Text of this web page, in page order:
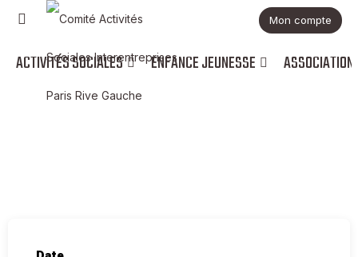
Mon compte
ACTIVITÉS SOCIALES ENFANCE JEUNESSE